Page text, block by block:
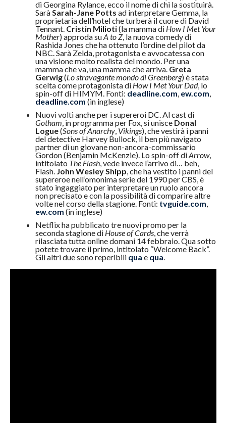
di Georgina Rylance, ecco il nome di chi la sostituirà.
SaràSarah-Jane Potts ad interpretare Gemma, la
proprietaria dell’hotel che turberà il cuore di David
Tennant. Cristin Milioti(la mamma di How I Met Your
Mother) approda suA to Z, la nuova comedy di
Rashida Jones che ha ottenuto l’ordine del pilot da
NBC. Sarà Zelda, protagonista e avvocatessa con
una visione molto realista del mondo. Per una
mamma che va, una mamma che arriva. Greta
Gerwig(Lo stravagante mondo di Greenberg) è stata
scelta come protagonista di How I Met Your Dad, lo
spin-off di HIMYM. Fonti: deadline.com, ew.com,
deadline.com (in inglese)
Nuovi volti anche per i supereroi DC. Al cast di
Gotham, in programma per Fox, si unisce Donal
Logue(Sons of Anarchy, Vikings), che vestirà i panni
del detective Harvey Bullock, il ben più navigato
partner di un giovane non-ancora-commissario
Gordon (Benjamin McKenzie). Lo spin-off diArrow,
intitolato The Flash, vede invece l’arrivo di… beh,
Flash. John Wesley Shipp, che ha vestito i panni del
supereroe nell’omonima serie del 1990 per CBS, è
stato ingaggiato per interpretare un ruolo ancora
non precisato e con la possibilità di comparire altre
volte nel corso della stagione. Fonti: tvguide.com,
ew.com (in inglese)
Netflix ha pubblicato tre nuovi promo per la
seconda stagione di House of Cards, che verrà
rilasciata tutta online domani 14 febbraio. Qua sotto
potete trovare il primo, intitolato “Welcome Back”.
Gli altri due sono reperibili qua e qua.